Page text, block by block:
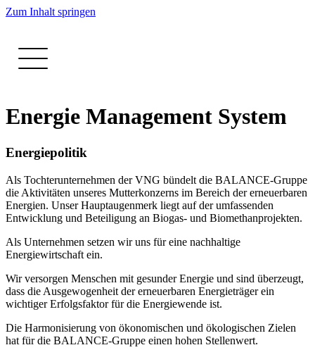
Zum Inhalt springen
Energie Management System
Energiepolitik
Als Tochterunternehmen der VNG bündelt die BALANCE-Gruppe
die Aktivitäten unseres Mutterkonzerns im Bereich der erneuerbaren
Energien. Unser Hauptaugenmerk liegt auf der umfassenden
Entwicklung und Beteiligung an Biogas- und Biomethanprojekten.
Als Unternehmen setzen wir uns für eine nachhaltige
Energiewirtschaft ein.
Wir versorgen Menschen mit gesunder Energie und sind überzeugt,
dass die Ausgewogenheit der erneuerbaren Energieträger ein
wichtiger Erfolgsfaktor für die Energiewende ist.
Die Harmonisierung von ökonomischen und ökologischen Zielen
hat für die BALANCE-Gruppe einen hohen Stellenwert.